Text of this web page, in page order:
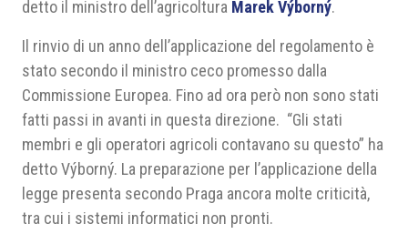
detto il ministro dell’agricoltura Marek Výborný.
Il rinvio di un anno dell’applicazione del regolamento è
stato secondo il ministro ceco promesso dalla
Commissione Europea. Fino ad ora però non sono stati
fatti passi in avanti in questa direzione. “Gli stati
membri e gli operatori agricoli contavano su questo” ha
detto Výborný. La preparazione per l’applicazione della
legge presenta secondo Praga ancora molte criticità,
tra cui i sistemi informatici non pronti.